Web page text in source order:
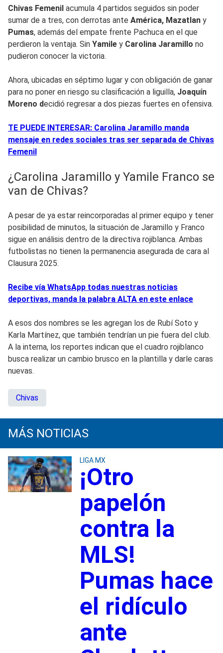
Chivas Femenil acumula 4 partidos seguidos sin poder
sumar de a tres, con derrotas ante América, Mazatlan y
Pumas, además del empate frente Pachuca en el que
perdieron la ventaja. Sin Yamile y Carolina Jaramillo no
pudieron conocer la victoria.
Ahora, ubicadas en séptimo lugar y con obligación de ganar
para no poner en riesgo su clasificación a liguilla, Joaquín
Moreno decidió regresar a dos piezas fuertes en ofensiva.
TE PUEDE INTERESAR: Carolina Jaramillo manda
mensaje en redes sociales tras ser separada de Chivas
Femenil
¿Carolina Jaramillo y Yamile Franco se
van de Chivas?
A pesar de ya estar reincorporadas al primer equipo y tener
posibilidad de minutos, la situación de Jaramillo y Franco
sigue en análisis dentro de la directiva rojiblanca. Ambas
futbolistas no tienen la permanencia asegurada de cara al
Clausura 2025.
Recibe vía WhatsApp todas nuestras noticias
deportivas, manda la palabra ALTA en este enlace
A esos dos nombres se les agregan los de Rubí Soto y
Karla Martínez, que también tendrían un pie fuera del club.
A la interna, los reportes indican que el cuadro rojiblanco
busca realizar un cambio brusco en la plantilla y darle caras
nuevas.
Chivas
MÁS NOTICIAS
LIGA MX
¡Otro
papelón
contra la
MLS!
Pumas hace
el ridículo
ante